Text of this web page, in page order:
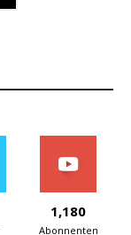
1,180
Abonnenten